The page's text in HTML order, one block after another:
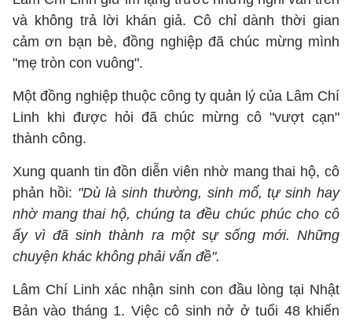
và không trả lời khán giả. Cô chỉ dành thời gian
cảm ơn bạn bè, đồng nghiệp đã chúc mừng mình
"mẹ tròn con vuông".
Một đồng nghiệp thuộc công ty quản lý của Lâm Chí
Linh khi được hỏi đã chúc mừng cô "vượt cạn"
thành công.
Xung quanh tin đồn diễn viên nhờ mang thai hộ, cô
phản hồi: "Dù là sinh thường, sinh mổ, tự sinh hay
nhờ mang thai hộ, chúng ta đều chúc phúc cho cô
ấy vì đã sinh thành ra một sự sống mới. Những
chuyện khác không phải vấn đề".
Lâm Chí Linh xác nhận sinh con đầu lòng tại Nhật
Bản vào tháng 1. Việc cô sinh nở ở tuổi 48 khiến